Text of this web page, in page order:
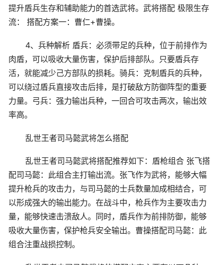
提升盾兵生存和辅助能力的首选武将。武将搭配 极限生存
流： 搭配方案一：曹仁+曹操。
4、兵种解析 盾兵：必须带足的兵种，位于前排作为
肉盾，可以吸收大量伤害，保护后排部队。只要盾兵存
活，就能减少己方部队的损耗。骑兵：克制盾兵的兵种，
可以绕过盾兵直接攻击后排，是打破敌方防御阵型的重要
力量。弓兵：强力输出兵种，一回合可攻击两次，输出效
率高。
乱世王者司马懿武将怎么搭配
乱世王者司马懿武将搭配推荐如下：盾枪组合 张飞搭
配司马懿：此组合主打输出流。张飞作为武将，能够大幅
提升枪兵的攻击力，与司马懿的士兵数量加成相结合，可
以形成强大的输出能力。在战斗中，枪兵作为主要攻击力
量，能够快速击溃敌人。同时，盾兵作为前排防御，能够
吸收大量伤害，保护枪兵安全输出。曹操搭配司马懿：此
组合注重战损控制。